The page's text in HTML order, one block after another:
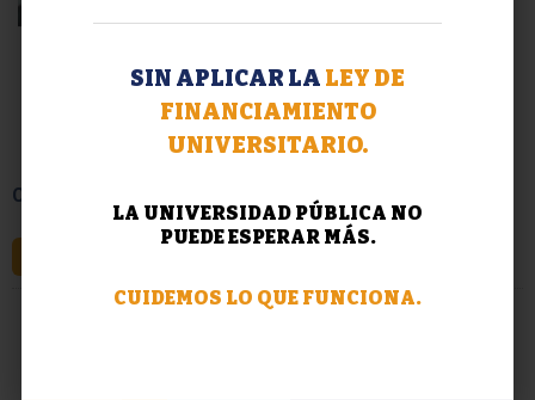
CIEEM: Asignación de cursos 2024
SIN APLICAR LA LEY DE
FINANCIAMIENTO
UNIVERSITARIO.
LA UNIVERSIDAD PÚBLICA NO
PUEDE ESPERAR MÁS.
CUIDEMOS LO QUE FUNCIONA.